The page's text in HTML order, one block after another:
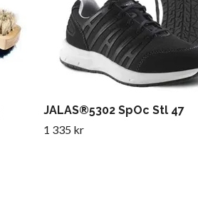
JALAS®5302 SpOc Stl 47
1 335 kr